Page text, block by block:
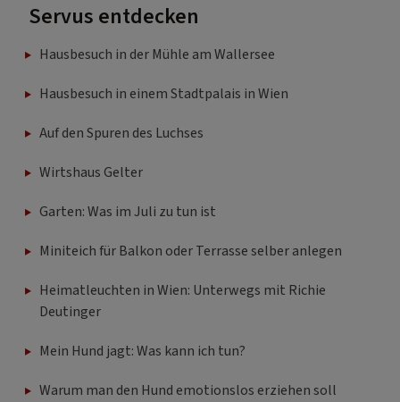
Servus entdecken
Hausbesuch in der Mühle am Wallersee
Hausbesuch in einem Stadtpalais in Wien
Auf den Spuren des Luchses
Wirtshaus Gelter
Garten: Was im Juli zu tun ist
Miniteich für Balkon oder Terrasse selber anlegen
Heimatleuchten in Wien: Unterwegs mit Richie
Deutinger
Mein Hund jagt: Was kann ich tun?
Warum man den Hund emotionslos erziehen soll